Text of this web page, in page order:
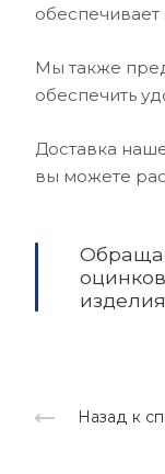
обеспечивает
Мы также
обеспечить
Доставка
вы можете
Назад к